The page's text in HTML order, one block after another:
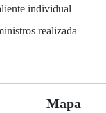
individual
realizada
Mapa